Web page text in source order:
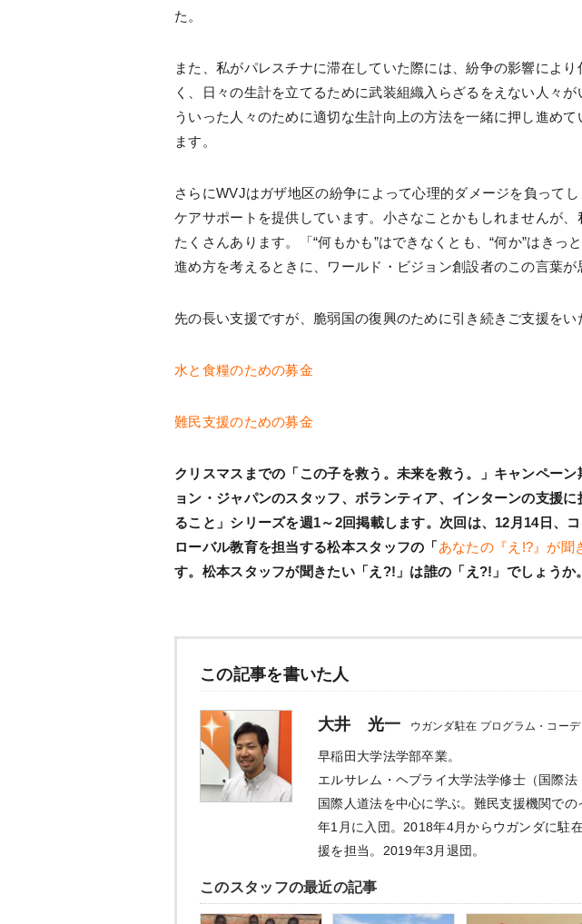
た。
また、私がパレスチナに滞在していた際には、紛争の影響によ
く、日々の生計を立てるために武装組織入らざるをえない人々
ういった人々のために適切な生計向上の方法を一緒に押し進めて
ます。
さらにWVJはガザ地区の紛争によって心理的ダメージを負って
ケアサポートを提供しています。小さなことかもしれませんが
たくさんあります。「“何もかも”はできなくとも、“何か”はきっ
進め方を考えるときに、ワールド・ビジョン創設者のこの言葉が
先の長い支援ですが、脆弱国の復興のために引き続きご支援をい
水と食糧のための募金
難民支援のための募金
クリスマスまでの「この子を救う。未来を救う。」キャンペー
ョン・ジャパンのスタッフ、ボランティア、インターンの支援
ること」シリーズを週1～2回掲載します。次回は、12月14日、
ローバル教育を担当する松本スタッフの「あなたの『え!?』が聞
す。松本スタッフが聞きたい「え?!」は誰の「え?!」でしょうか
この記事を書いた人
大井 光一 ウガンダ駐在 プログラム・コー
早稲田大学法学部卒業。
エルサレム・ヘブライ大学法学修士（国際法
国際人道法を中心に学ぶ。難民支援機関で
年1月に入団。2018年4月からウガンダに駐
援を担当。2019年3月退団。
このスタッフの最近の記事